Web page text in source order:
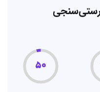
۵۰